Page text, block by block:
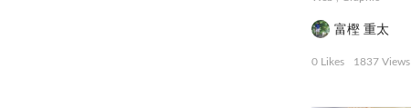
富樫 重太
0 Likes 1837 Views